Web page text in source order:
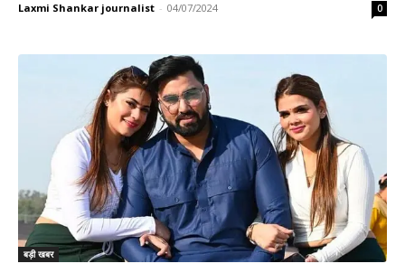
Laxmi Shankar journalist - 04/07/2024 0
बड़ी खबर